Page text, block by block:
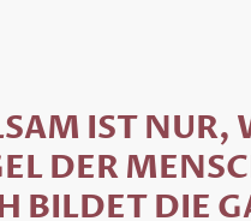
IST NUR,
DER
BILDET DIE